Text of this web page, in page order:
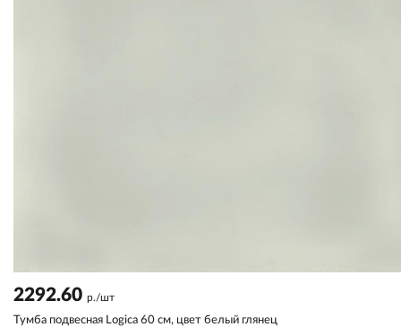
2292.60 р./шт
Тумба подвесная Logica 60 см, цвет белый глянец